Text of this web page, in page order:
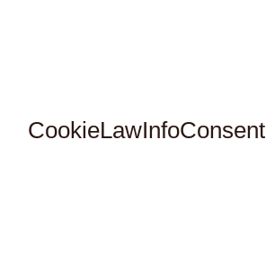
CookieLawInfoConsent